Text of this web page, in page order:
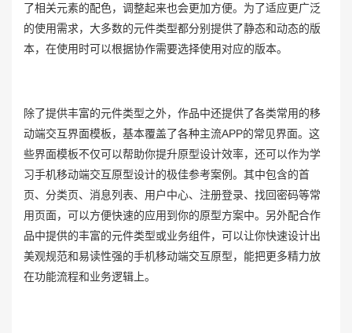
了相关元素的配色，调整起来也会更加方便。为了适应更广泛
的使用需求，大多数的元件类型都分别提供了静态和动态的版
本，在使用时可以根据协作需要选择使用对应的版本。
除了提供丰富的元件类型之外，作品中还提供了各类常用的移
动端交互界面模板，基本覆盖了各种主流APP的常见界面。这
些界面模板不仅可以帮助你提升原型设计效率，还可以作为学
习手机移动端交互原型设计的极佳参考案例。其中包含的首
页、分类页、消息列表、用户中心、注册登录、找回密码等常
用页面，可以方便快速的应用到你的原型方案中。另外配合作
品中提供的丰富的元件类型或业务组件，可以让你快速设计出
美观规范和易读性强的手机移动端交互原型，能把更多精力放
在功能流程和业务逻辑上。